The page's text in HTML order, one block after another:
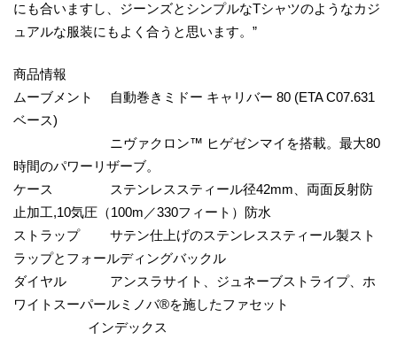
にも合いますし、ジーンズとシンプルなTシャツのようなカジ
ュアルな服装にもよく合うと思います。”
商品情報
ムーブメント 自動巻きミドー キャリバー 80 (ETA C07.631
ベース)
ニヴァクロン™ ヒゲゼンマイを搭載。最大80
時間のパワーリザーブ。
ケース ステンレススティール径42mm、両面反射防
止加工,10気圧（100m／330フィート）防水
ストラップ サテン仕上げのステンレススティール製スト
ラップとフォールディングバックル
ダイヤル アンスラサイト、ジュネーブストライプ、ホ
ワイトスーパールミノバ®を施したファセット
インデックス